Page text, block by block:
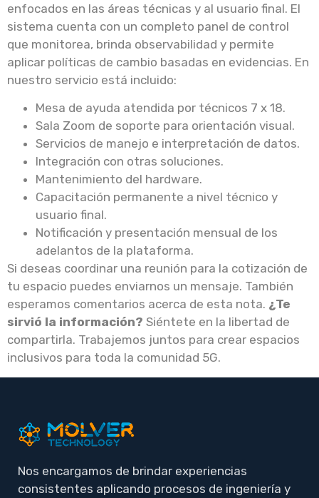
enfocados en las áreas técnicas y al usuario final. El
sistema cuenta con un completo panel de control
que monitorea, brinda observabilidad y permite
aplicar políticas de cambio basadas en evidencias. En
nuestro servicio está incluido:
Mesa de ayuda atendida por técnicos 7 x 18.
Sala Zoom de soporte para orientación visual.
Servicios de manejo e interpretación de datos.
Integración con otras soluciones.
Mantenimiento del hardware.
Capacitación permanente a nivel técnico y
usuario final.
Notificación y presentación mensual de los
adelantos de la plataforma.
Si deseas coordinar una reunión para la cotización de
tu espacio puedes enviarnos un mensaje. También
esperamos comentarios acerca de esta nota. ¿Te
sirvió la información? Siéntete en la libertad de
compartirla. Trabajemos juntos para crear espacios
inclusivos para toda la comunidad 5G.
Nos encargamos de brindar experiencias
consistentes aplicando procesos de ingeniería y